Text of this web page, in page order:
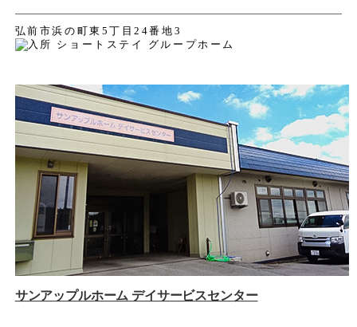
弘前市浜の町東5丁目24番地3
サンアップルホーム デイサービスセンター